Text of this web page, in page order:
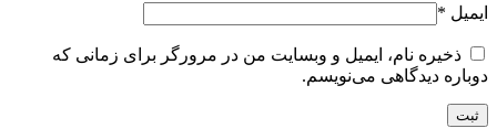
ایمیل *
ذخیره نام، ایمیل و وبسایت من در مرورگر برای زمانی که
دوباره دیدگاهی می‌نویسم.